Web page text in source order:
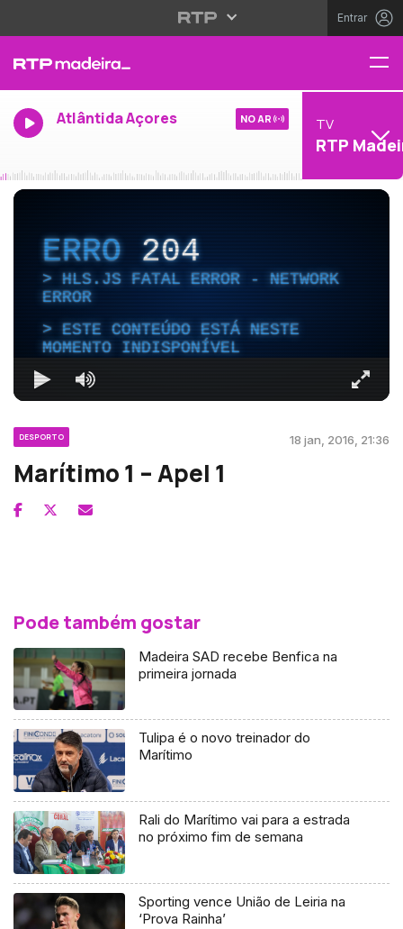
Entrar
Atlântida Açores NO AR TV
RTP
ERRO204
HLS.JS FATAL ERROR - NETWORK
ERROR
ESTE CONTEÚDO ESTÁ NESTE
MOMENTO INDISPONÍVEL
DESPORTO 18 jan, 2016, 21:36
Marítimo 1 – Apel 1
Pode também gostar
Madeira SAD recebe Benfica na
primeira jornada
Tulipa é o novo treinador do
Marítimo
Rali do Marítimo vai para a estrada
no próximo fim de semana
Sporting vence União de Leiria na
‘Prova Rainha’